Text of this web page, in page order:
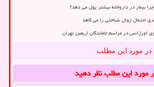
بیمار در داروخانه بیشتر پول می دهد؟
احتمال زوال شناختی را می کاهد
اورژانس در مراسم جاماندگان اربعین تهران
در مورد این مطلب
مورد این مطلبنظر دهید